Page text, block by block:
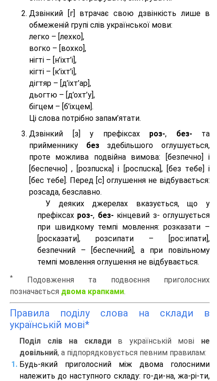
Дзвінкий [г] втрачає свою дзвінкість лише в
обмеженій групі слів української мови:
легко – [лехко],
вогко – [вохко],
нігті – [н’іхт’і],
кігті – [к’іхт’і],
дігтяр – [д’іхт’ар],
дьогтю – [д’охт’у],
бігцем – [б’іхцем].
Ці слова потрібно запам’ятати.
Дзвінкий [з] у префіксах роз-, без- та
прийменнику безздебільшого оглушується,
проте можлива подвійна вимова: [безпeчно] і
[беспeчно] , [розпuска] і [роспuска], [без тeбе] і
[бес тeбе]. Перед [с] оглушення не відбувається:
розсада, безславно.
У деяких джерелах вказується, що у
префіксах роз-, без- кінцевий з- оглушується
при швидкому темпі мовлення: розказати –
[росказати], розсипати – [роc:ипати],
безпечний – [беспечний], а при повільному
темпі мовлення оглушення не відбувається.
*
Подовження та подвоєння приголосних
позначається двома крапками.
Правила поділу слова на склади в
українській мові*
Поділ слів на складив українській мові не
довільний, а підпорядковується певним правилам:
Будь-який приголосний між двома голосними
належить до наступного складу: го-ди-на, жа-рі-ти,